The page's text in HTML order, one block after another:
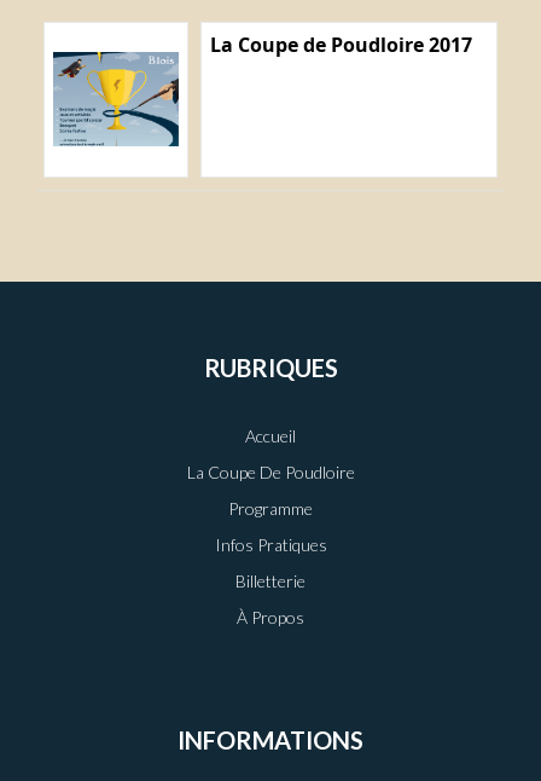
La Coupe de Poudloire 2017
RUBRIQUES
Accueil
La Coupe De Poudloire
Programme
Infos Pratiques
Billetterie
À Propos
INFORMATIONS